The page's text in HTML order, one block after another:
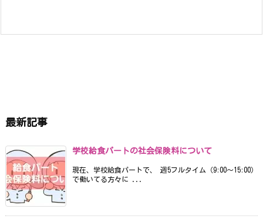
最新記事
学校給食パートの社会保険料について
現在、学校給食パートで、 週5フルタイム（9:00〜15:00）
で働いてる方々に ...